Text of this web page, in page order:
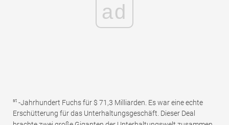
ad
st -Jahrhundert Fuchs für $ 71,3 Milliarden. Es war eine echte
Erschütterung für das Unterhaltungsgeschäft. Dieser Deal